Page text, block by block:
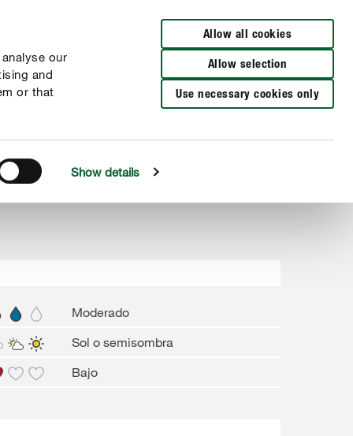
our
and
or that
Show details
Allow all cookies
Allow selection
Use necessary cookies only
Moderado
Sol o semisombra
Bajo